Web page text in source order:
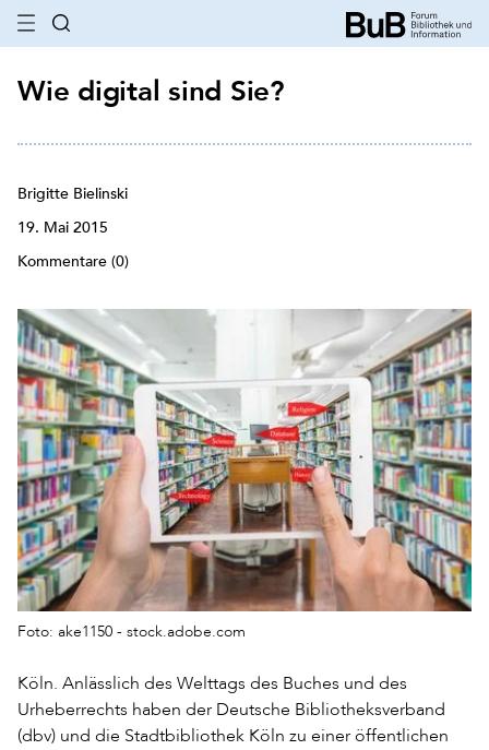
Wie digital sind Sie?
Brigitte Bielinski
19. Mai 2015
Kommentare (0)
Foto: ake1150 - stock.adobe.com
Köln. Anlässlich des Welttags des Buches und des
Urheberrechts haben der Deutsche Bibliotheksverband
(dbv) und die Stadtbibliothek Köln zu einer öffentlichen